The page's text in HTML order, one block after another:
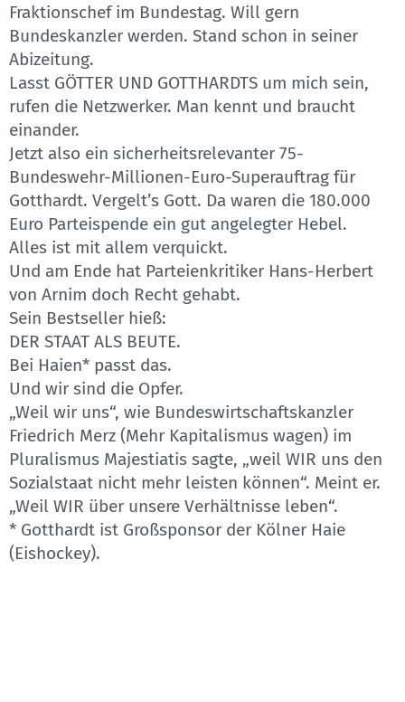
Fraktionschef im Bundestag. Will gern
Bundeskanzler werden. Stand schon in seiner
Abizeitung.
Lasst GÖTTER UND GOTTHARDTS um mich sein,
rufen die Netzwerker. Man kennt und braucht
einander.
Jetzt also ein sicherheitsrelevanter 75-
Bundeswehr-Millionen-Euro-Superauftrag für
Gotthardt. Vergelt’s Gott. Da waren die 180.000
Euro Parteispende ein gut angelegter Hebel.
Alles ist mit allem verquickt.
Und am Ende hat Parteienkritiker Hans-Herbert
von Arnim doch Recht gehabt.
Sein Bestseller hieß:
DER STAAT ALS BEUTE.
Bei Haien* passt das.
Und wir sind die Opfer.
„Weil wir uns“, wie Bundeswirtschaftskanzler
Friedrich Merz (Mehr Kapitalismus wagen) im
Pluralismus Majestiatis sagte, „weil WIR uns den
Sozialstaat nicht mehr leisten können“. Meint er.
„Weil WIR über unsere Verhältnisse leben“.
* Gotthardt ist Großsponsor der Kölner Haie
(Eishockey).